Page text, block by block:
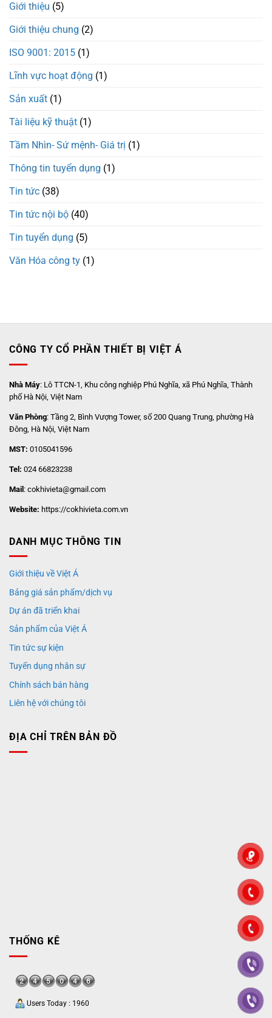
Giới thiệu (5)
Giới thiệu chung (2)
ISO 9001: 2015 (1)
Lĩnh vực hoạt động (1)
Sản xuất (1)
Tài liệu kỹ thuật (1)
Tầm Nhìn- Sứ mệnh- Giá trị (1)
Thông tin tuyển dụng (1)
Tin tức (38)
Tin tức nội bộ (40)
Tin tuyển dụng (5)
Văn Hóa công ty (1)
CÔNG TY CỔ PHẦN THIẾT BỊ VIỆT Á
Nhà Máy: Lô TTCN-1, Khu công nghiệp Phú Nghĩa, xã Phú Nghĩa, Thành
phố Hà Nội, Việt Nam
Văn Phòng: Tầng 2, Bình Vượng Tower, số 200 Quang Trung, phường Hà
Đông, Hà Nội, Việt Nam
MST: 0105041596
Tel: 024 66823238
Mail : cokhivieta@gmail.com
Website: https://cokhivieta.com.vn
DANH MỤC THÔNG TIN
Giới thiệu về Việt Á
Bảng giá sản phẩm/dịch vụ
Dự án đã triển khai
Sản phẩm của Việt Á
Tin tức sự kiện
Tuyển dụng nhân sự
Chính sách bán hàng
Liên hệ với chúng tôi
ĐỊA CHỈ TRÊN BẢN ĐỒ
THỐNG KÊ
Users Today : 1960
">